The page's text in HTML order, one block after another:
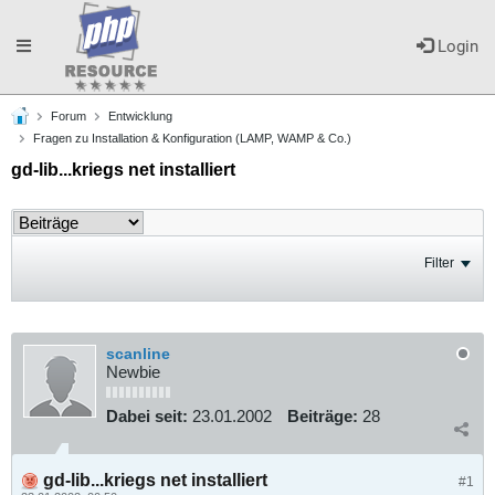
Login
Toggle
navigation
Forum
Entwicklung
Fragen zu Installation & Konfiguration (LAMP, WAMP & Co.)
gd-lib...kriegs net installiert
Filter
scanline
Newbie
Dabei seit: 23.01.2002 Beiträge: 28
#1
gd-lib...kriegs net installiert